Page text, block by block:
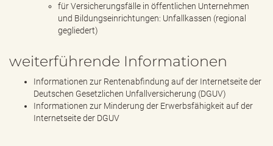
für Versicherungsfälle in öffentlichen Unternehmen
und Bildungseinrichtungen: Unfallkassen (regional
gegliedert)
weiterführende Informationen
Informationen zur Rentenabfindung auf der Internetseite der
Deutschen Gesetzlichen Unfallversicherung (DGUV)
Informationen zur Minderung der Erwerbsfähigkeit auf der
Internetseite der DGUV